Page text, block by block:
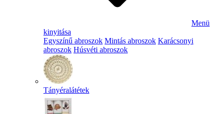
Menü
kinyitása
Egyszínű abroszok Mintás abroszok Karácsonyi
abroszok Húsvéti abroszok
Tányéralátétek